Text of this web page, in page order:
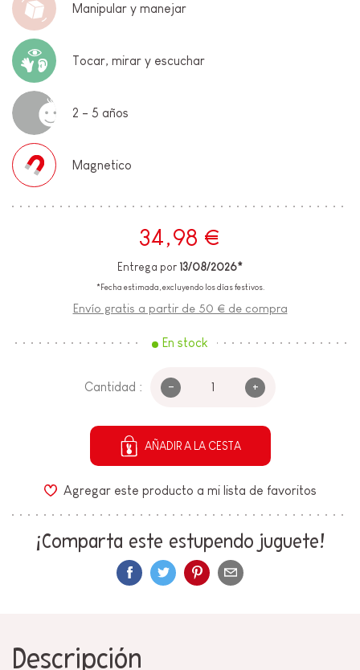
Manipular y manejar
Tocar, mirar y escuchar
2 - 5 años
Magnetico
34,98 €
Entrega por 13/08/2026*
*Fecha estimada, excluyendo los días festivos.
Envío gratis a partir de 50 € de compra
En stock
Cantidad : - +
AÑADIR A LA CESTA
Agregar este producto a mi lista de favoritos
¡Comparta este estupendo juguete!
Descripción